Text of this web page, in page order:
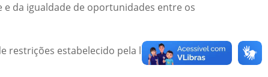
da igualdade de oportunidades entre os
restrições estabelecido pela legislação